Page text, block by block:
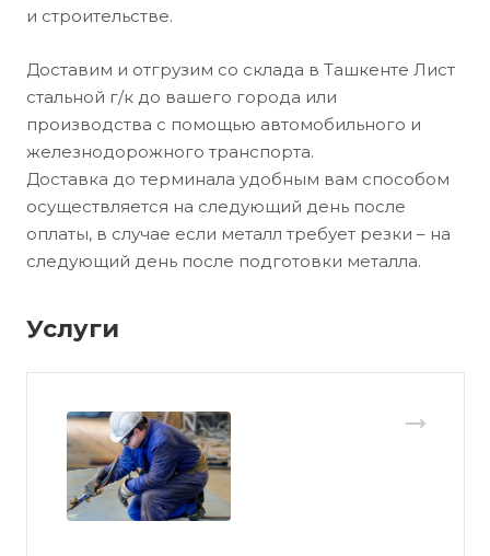
и строительстве.
Доставим и отгрузим со склада в Ташкенте Лист
стальной г/к до вашего города или
производства с помощью автомобильного и
железнодорожного транспорта.
Доставка до терминала удобным вам способом
осуществляется на следующий день после
оплаты, в случае если металл требует резки – на
следующий день после подготовки металла.
Услуги